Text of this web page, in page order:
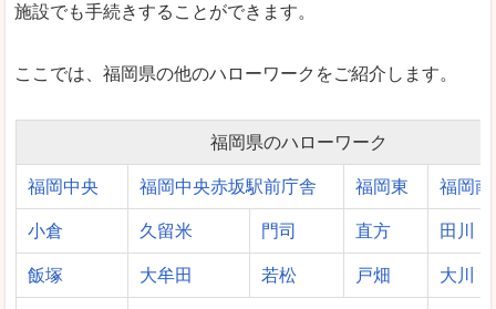
施設でも手続きすることができます。
ここでは、福岡県の他のハローワークをご紹介します。
福岡県のハローワーク
福岡中央 福岡中央赤坂駅前庁舎 福岡東 福岡南
小倉 久留米 門司 直方 田川
飯塚 大牟田 若松 戸畑 大川